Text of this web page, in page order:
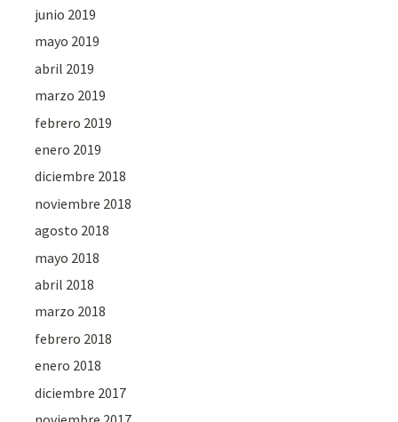
junio 2019
mayo 2019
abril 2019
marzo 2019
febrero 2019
enero 2019
diciembre 2018
noviembre 2018
agosto 2018
mayo 2018
abril 2018
marzo 2018
febrero 2018
enero 2018
diciembre 2017